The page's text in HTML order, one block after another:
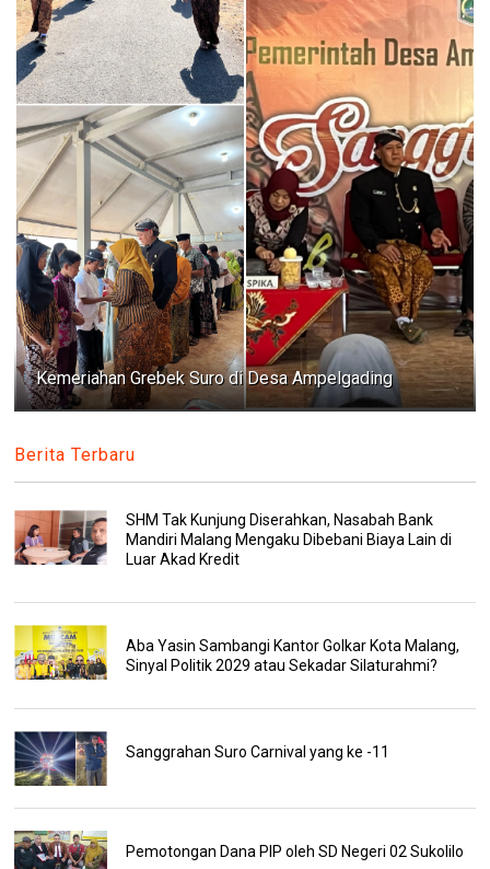
Kemeriahan Grebek Suro di Desa Ampelgading
Berita Terbaru
SHM Tak Kunjung Diserahkan, Nasabah Bank
Mandiri Malang Mengaku Dibebani Biaya Lain di
Luar Akad Kredit
Aba Yasin Sambangi Kantor Golkar Kota Malang,
Sinyal Politik 2029 atau Sekadar Silaturahmi?
Sanggrahan Suro Carnival yang ke -11
Pemotongan Dana PIP oleh SD Negeri 02 Sukolilo